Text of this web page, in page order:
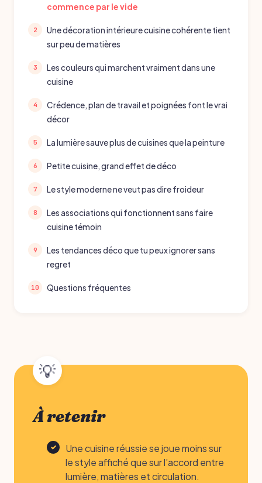
commence par le vide
Une décoration intérieure cuisine cohérente tient
sur peu de matières
Les couleurs qui marchent vraiment dans une
cuisine
Crédence, plan de travail et poignées font le vrai
décor
La lumière sauve plus de cuisines que la peinture
Petite cuisine, grand effet de déco
Le style moderne ne veut pas dire froideur
Les associations qui fonctionnent sans faire
cuisine témoin
Les tendances déco que tu peux ignorer sans
regret
Questions fréquentes
À retenir
Une cuisine réussie se joue moins sur
le style affiché que sur l’accord entre
lumière, matières et circulation.